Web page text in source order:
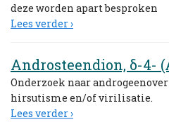
deze worden apart besproken
Lees verder ›
Androsteendion, δ-4-
Onderzoek naar
hirsutisme en/of virilisatie.
Lees verder ›